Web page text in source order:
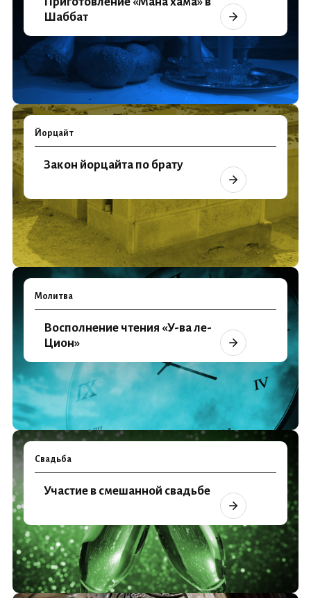
Шаббат
Йорцайт
Закон йорцайта по брату
Молитва
Восполнение чтения «У-ва ле-
Цион»
Свадьба
Участие в смешанной свадьбе